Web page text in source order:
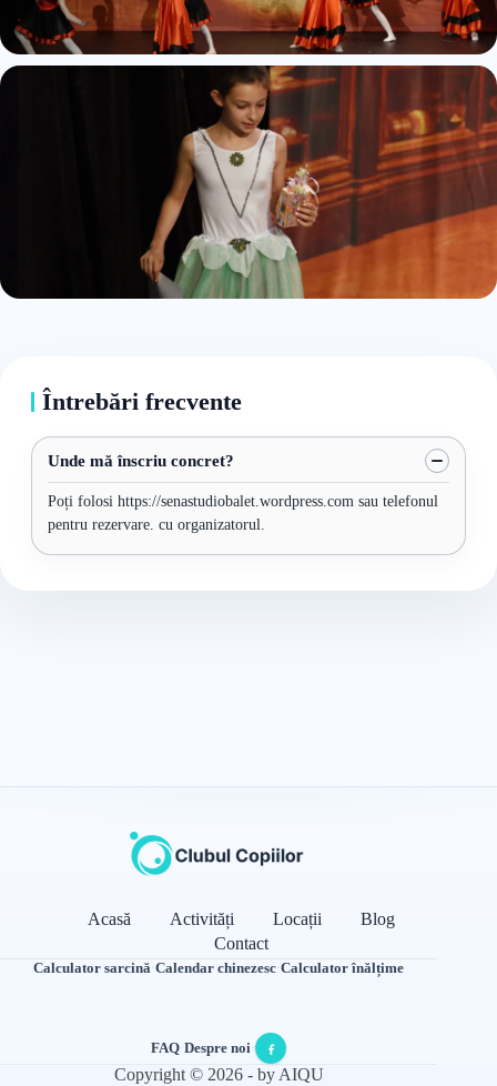
Întrebări frecvente
Unde mă înscriu concret?
Poți folosi https://senastudiobalet.wordpress.com sau telefonul
pentru rezervare. cu organizatorul.
Acasă Activități Locații
Blog
Contact
Calculator sarcină·Calendar chinezesc·Calculator înălțime
FAQ·Despre noi·
Copyright © 2026 - by AIQU